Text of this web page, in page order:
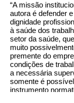
“A missão
autora é defender
dignidade
à saúde dos
setor da saúde,
muito
premente do
condições de
a necessária
somente é
instrumento